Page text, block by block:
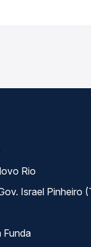
roteiro.
Rio
Israel Pinheiro
Funda